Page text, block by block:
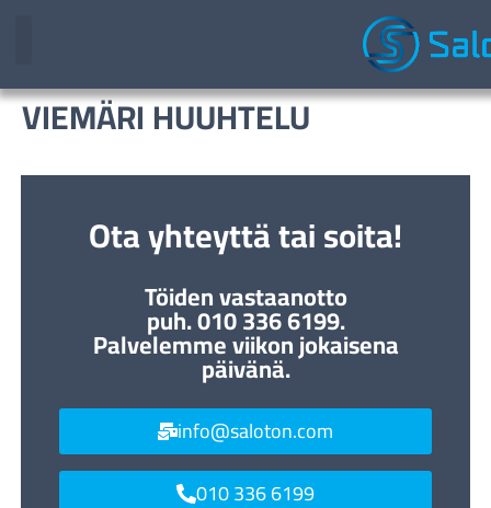
VIEMÄRI HUUHTELU
Ota yhteyttä tai soita!
Töiden vastaanotto
puh. 010 336 6199.
Palvelemme viikon jokaisena
päivänä.
info@saloton.com
010 336 6199